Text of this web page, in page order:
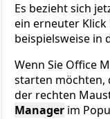
Es bezieht sich
ein erneuter
beispielsweise in
Wenn Sie Office
starten möchten,
der rechten
Manager im